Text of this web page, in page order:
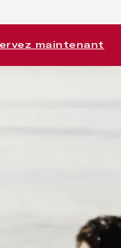
maintenant